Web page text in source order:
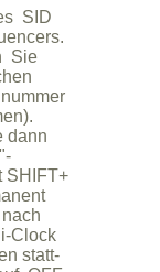
SID
Sie
dann
SHIFT+
Clock
statt-